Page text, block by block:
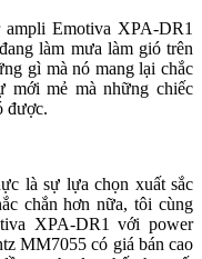
Emotiva XPA-DR1
làm mưa làm gió trên
gì mà nó mang lại chắc
mới mẻ mà những chiếc
được.
là sự lựa chọn xuất sắc
chắn hơn nữa, tôi cùng
XPA-DR1 với power
MM7055 có giá bán cao